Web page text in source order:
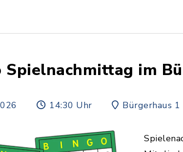
Spielnachmittag im
14:30 Uhr Bürgerhaus 1